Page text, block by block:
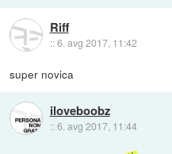
Riff
::6. avg 2017, 11:42
super novica
iloveboobz
::6. avg 2017, 11:44